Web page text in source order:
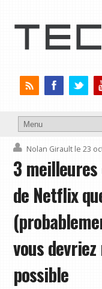
Nolan Girault le 23
3
de Netflix
vous
possible